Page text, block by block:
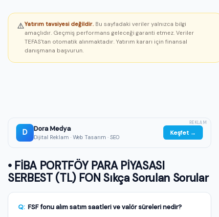
⚠️Yatırım tavsiyesi değildir. Bu sayfadaki veriler yalnızca bilgi
amaçlıdır. Geçmiş performans geleceği garanti etmez. Veriler
TEFAS'tan otomatik alınmaktadır. Yatırım kararı için finansal
danışmana başvurun.
D Dora Medya
Dijital Reklam · Web Tasarım · SEO
Keşfet →
REKLAM
• FİBA PORTFÖY PARA PİYASASI
SERBEST (TL) FON Sıkça Sorulan Sorular
Q: FSF fonu alım satım saatleri ve valör süreleri nedir?